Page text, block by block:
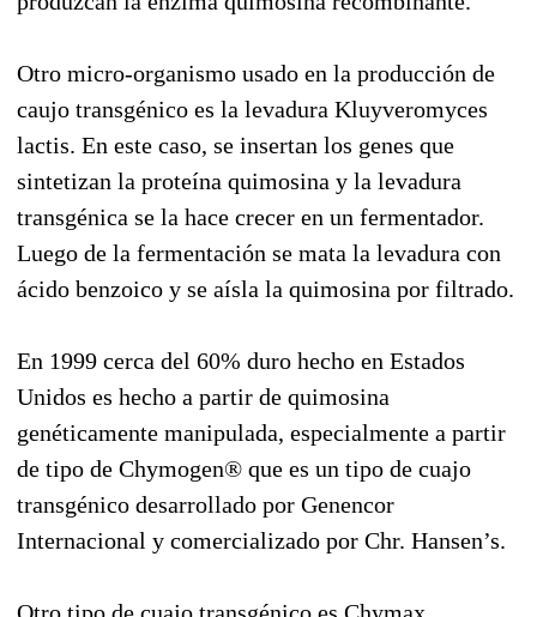
Otro micro-organismo usado en la producción de
caujo transgénico es la levadura Kluyveromyces
lactis. En este caso, se insertan los genes que
sintetizan la proteína quimosina y la levadura
transgénica se la hace crecer en un fermentador.
Luego de la fermentación se mata la levadura con
ácido benzoico y se aísla la quimosina por filtrado.
En 1999 cerca del 60% duro hecho en Estados
Unidos es hecho a partir de quimosina
genéticamente manipulada, especialmente a partir
de tipo de Chymogen® que es un tipo de cuajo
transgénico desarrollado por Genencor
Internacional y comercializado por Chr. Hansen’s.